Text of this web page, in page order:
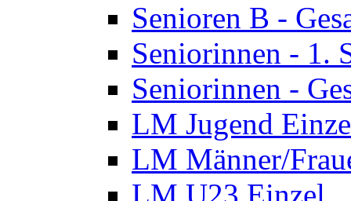
Senioren B -
Seniorinnen - 1.
Seniorinnen -
LM Jugend
LM Männer/